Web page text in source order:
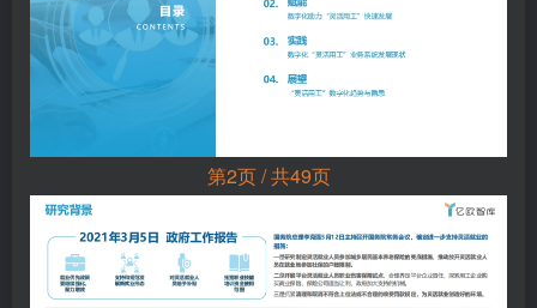
第2页 / 共49页